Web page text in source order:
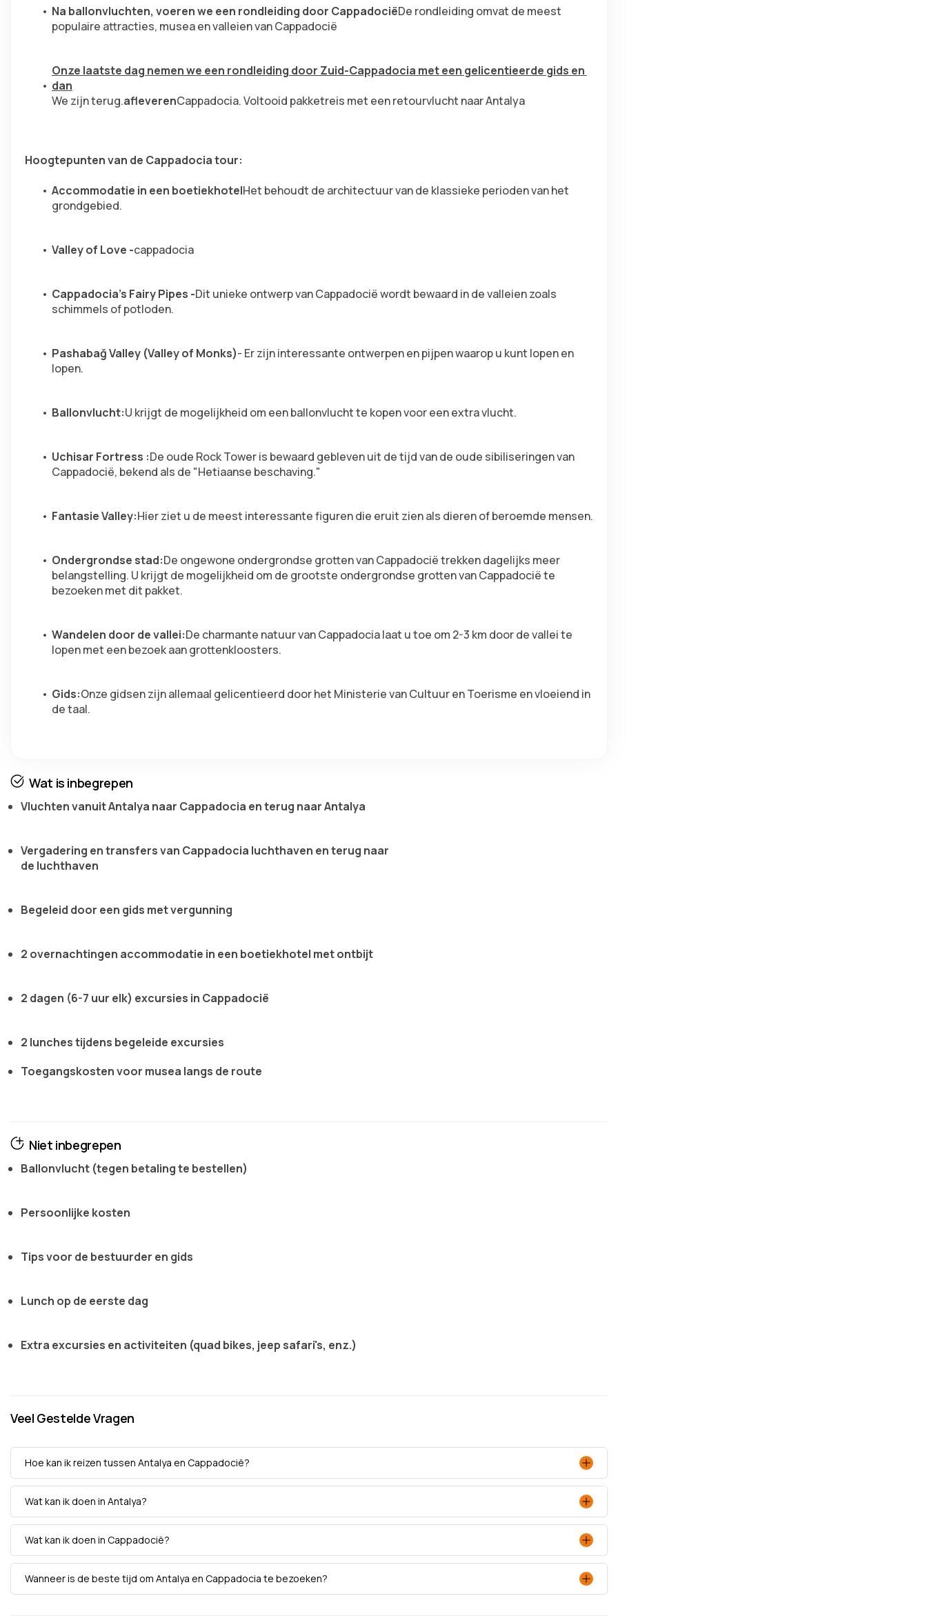
Na ballonvluchten, voeren we een rondleiding door CappadociëDe rondleiding omvat de meest
populaire attracties, musea en valleien van Cappadocië
Onze laatste dag nemen we een rondleiding door Zuid-Cappadocia met een gelicentieerde gids en
dan
We zijn terug.afleverenCappadocia. Voltooid pakketreis met een retourvlucht naar Antalya
Hoogtepunten van de Cappadocia tour:
Accommodatie in een boetiekhotelHet behoudt de architectuur van de klassieke perioden van het
grondgebied.
Valley of Love -cappadocia
Cappadocia's Fairy Pipes -Dit unieke ontwerp van Cappadocië wordt bewaard in de valleien zoals
schimmels of potloden.
Pashabağ Valley (Valley of Monks)- Er zijn interessante ontwerpen en pijpen waarop u kunt lopen en
lopen.
Ballonvlucht:U krijgt de mogelijkheid om een ballonvlucht te kopen voor een extra vlucht.
Uchisar Fortress :De oude Rock Tower is bewaard gebleven uit de tijd van de oude sibiliseringen van
Cappadocië, bekend als de "Hetiaanse beschaving."
Fantasie Valley:Hier ziet u de meest interessante figuren die eruit zien als dieren of beroemde mensen.
Ondergrondse stad:De ongewone ondergrondse grotten van Cappadocië trekken dagelijks meer
belangstelling. U krijgt de mogelijkheid om de grootste ondergrondse grotten van Cappadocië te
bezoeken met dit pakket.
Wandelen door de vallei:De charmante natuur van Cappadocia laat u toe om 2-3 km door de vallei te
lopen met een bezoek aan grottenkloosters.
Gids:Onze gidsen zijn allemaal gelicentieerd door het Ministerie van Cultuur en Toerisme en vloeiend in
de taal.
Wat is inbegrepen
Vluchten vanuit Antalya naar Cappadocia en terug naar Antalya
Vergadering en transfers van Cappadocia luchthaven en terug naar
de luchthaven
Begeleid door een gids met vergunning
2 overnachtingen accommodatie in een boetiekhotel met ontbijt
2 dagen (6-7 uur elk) excursies in Cappadocië
2 lunches tijdens begeleide excursies
Toegangskosten voor musea langs de route
Niet inbegrepen
Ballonvlucht (tegen betaling te bestellen)
Persoonlijke kosten
Tips voor de bestuurder en gids
Lunch op de eerste dag
Extra excursies en activiteiten (quad bikes, jeep safari's, enz.)
Veel Gestelde Vragen
Hoe kan ik reizen tussen Antalya en Cappadocië?
Wat kan ik doen in Antalya?
Wat kan ik doen in Cappadocië?
Wanneer is de beste tijd om Antalya en Cappadocia te bezoeken?